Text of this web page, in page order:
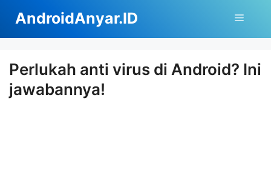
isi
AndroidAnyar.ID Menu
Perlukah anti virus di Android? Ini
jawabannya!